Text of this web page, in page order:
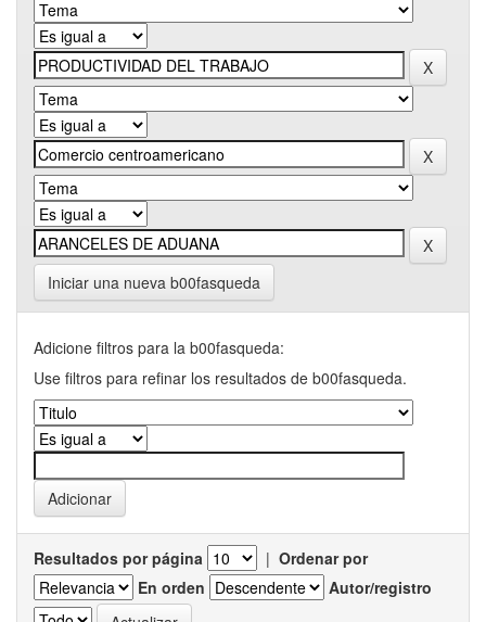
Iniciar una nueva b00fasqueda
Adicione filtros para la b00fasqueda:
Use filtros para refinar los resultados de b00fasqueda.
Resultados por página | Ordenar por
En orden
Autor/registro